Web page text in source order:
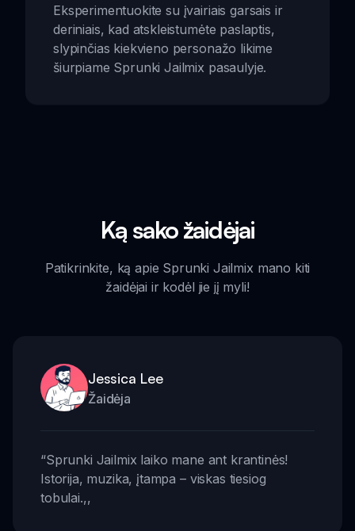
Eksperimentuokite su įvairiais garsais ir
deriniais, kad atskleistumėte paslaptis,
slypinčias kiekvieno personažo likime
šiurpiame Sprunki Jailmix pasaulyje.
Ką sako žaidėjai
Patikrinkite, ką apie Sprunki Jailmix mano kiti
žaidėjai ir kodėl jie jį myli!
Jessica Lee
Žaidėja
“Sprunki Jailmix laiko mane ant krantinės!
Istorija, muzika, įtampa – viskas tiesiog
tobulai.,,